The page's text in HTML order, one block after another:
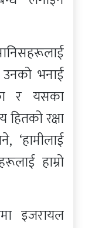
उनको भनाई
र यसका
हितको रक्षा
‘हामीलाई
हाम्रो
इजरायल